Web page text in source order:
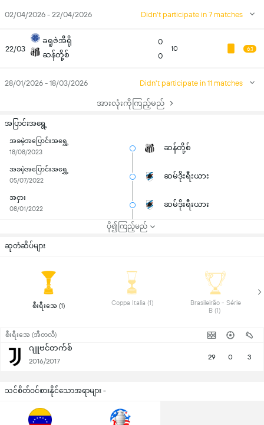
02/04/2026 - 22/04/2026 Didn't participate in 7 matches
22/03
ခရူဇဲအီရို
ဆန်တို့စ်
0
0
10 6.1
28/01/2026 - 18/03/2026 Didn't participate in 11 matches
အားလုံးကိုကြည့်မည်
အပြာင်းအရွေ့
အခမဲ့အပြောင်းအရွှေ့
18/08/2023
ဆန်တို့စ်
အခမဲ့အပြောင်းအရွှေ့
05/07/2022
ဆမ်ဒိုးရီးယား
အငှား
08/01/2022
ဆမ်ဒိုးရီးယား
ပို၍ကြည့်မည်
ဆုတံဆိပ်များ
စီးရီးအေ (1) Coppa Italia (1)
Brasileirão - Série
စီးရီးအေ (အီတလီ)
ဂျူဗင်တက်စ်
2016/2017 29 0 3
သင်စိတ်ဝင်စားနိုင်သောအရာများ -